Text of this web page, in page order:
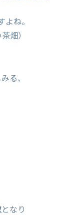
ね。
畑）
る、
となり